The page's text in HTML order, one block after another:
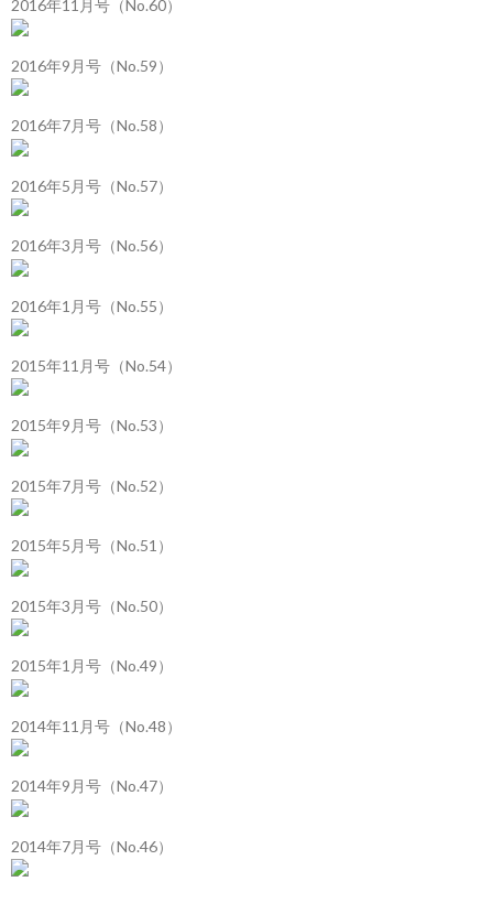
2016年11月号（No.60）
2016年9月号（No.59）
2016年7月号（No.58）
2016年5月号（No.57）
2016年3月号（No.56）
2016年1月号（No.55）
2015年11月号（No.54）
2015年9月号（No.53）
2015年7月号（No.52）
2015年5月号（No.51）
2015年3月号（No.50）
2015年1月号（No.49）
2014年11月号（No.48）
2014年9月号（No.47）
2014年7月号（No.46）